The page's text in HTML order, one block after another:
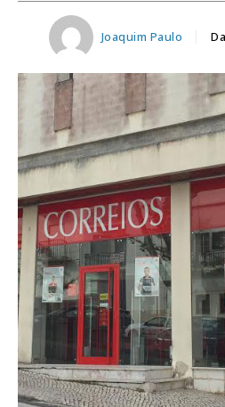
Joaquim Paulo